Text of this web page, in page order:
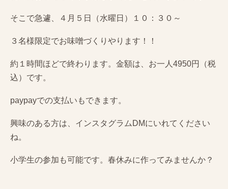
そこで急遽、４月５日（水曜日）１０：３０～
３名様限定でお味噌づくりやります！！
約１時間ほどで終わります。金額は、お一人4950円（税
込）です。
paypayでの支払いもできます。
興味のある方は、インスタグラムDMにいれてください
ね。
小学生の参加も可能です。春休みに作ってみませんか？